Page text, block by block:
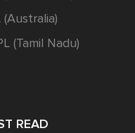
(Australia)
(Tamil Nadu)
READ